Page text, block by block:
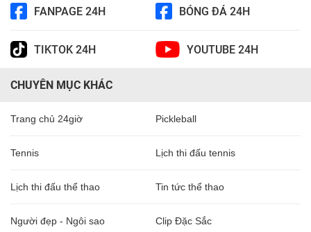
FANPAGE 24H BÓNG ĐÁ 24H
TIKTOK 24H YOUTUBE 24H
CHUYÊN MỤC KHÁC
Trang chủ 24giờ Pickleball
Tennis Lịch thi đấu tennis
Lịch thi đấu thể thao Tin tức thể thao
Người đẹp - Ngôi sao Clip Đặc Sắc